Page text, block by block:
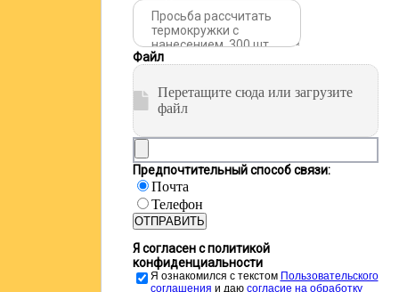
Файл
Перетащите сюда или загрузите
файл
Предпочтительный способ связи:
Почта
Телефон
ОТПРАВИТЬ
Я согласен с политикой
конфиденциальности
Я ознакомился с текстом Пользовательского
соглашения и даю cогласие на обработку